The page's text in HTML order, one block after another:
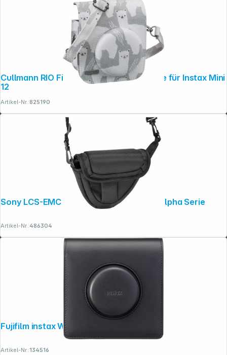
Cullmann RIO Fit 120 llama Kameratasche für Instax Mini
12
Artikel-Nr.:825190
Sony LCS-EMC gepolsterte Tasche für Alpha Serie
Artikel-Nr.:486304
Fujifilm instax Wide evo Tasche
Artikel-Nr.:134516